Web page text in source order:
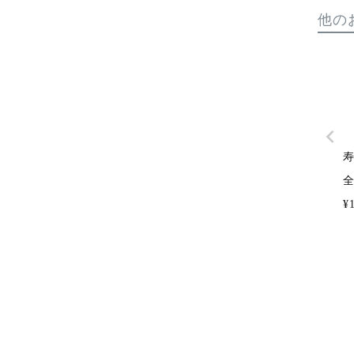
他の
¥